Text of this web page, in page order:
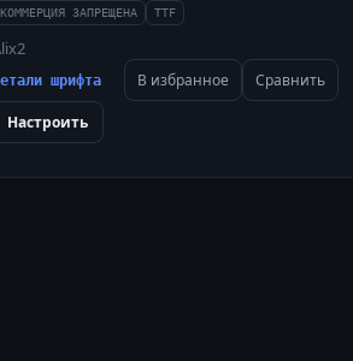
КОММЕРЦИЯ ЗАПРЕЩЕНА TTF
шрифта В избранное Сравнить
Настроить
quartz